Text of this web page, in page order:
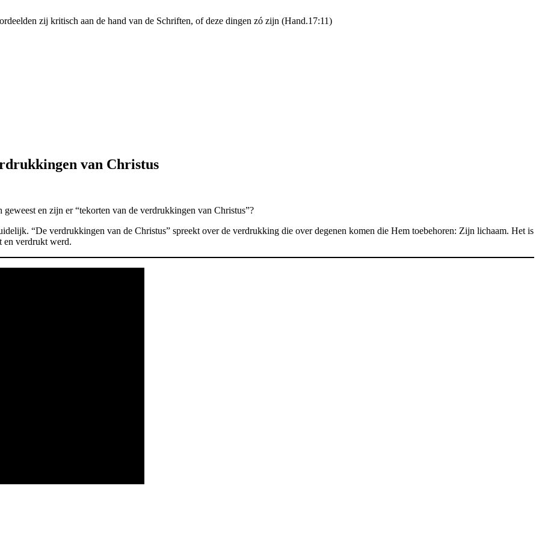
zij kritisch aan de hand van de Schriften, of deze dingen zó zijn (Hand.17:11)
van Christus
en zijn er “tekorten van de verdrukkingen van Christus”?
“De verdrukkingen van de Christus” spreekt over de verdrukking die over degenen komen die Hem toebehoren: Zijn lichaam. Het is
en verdrukt werd.